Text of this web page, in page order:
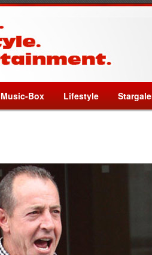
Music-Box Lifestyle